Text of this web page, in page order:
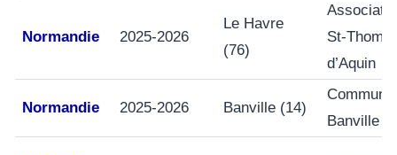
Normandie 2025-2026
Le Havre
(76)
St-
d’Aquin
Normandie 2025-2026 Banville (14)
Banville